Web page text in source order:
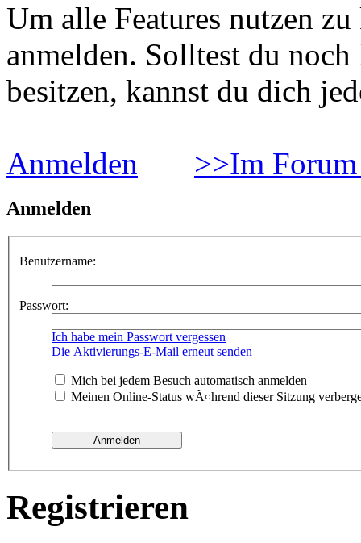
Um alle Features nutzen
anmelden. Solltest du
besitzen, kannst du dich
Anmelden >>Im
Anmelden
Benutzername:
Passwort:
Ich habe mein Passwort vergessen
Die Aktivierungs-E-Mail erneut senden
Mich bei jedem Besuch automatisch anmelden
Meinen Online-Status wÃ¤hrend dieser Sitzung
Registrieren